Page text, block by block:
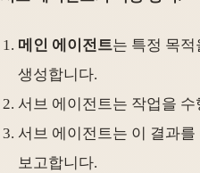
메인 에이전트는 특정 목
생성합니다.
서브 에이전트는 작업을
서브 에이전트는 이 결과
보고합니다.